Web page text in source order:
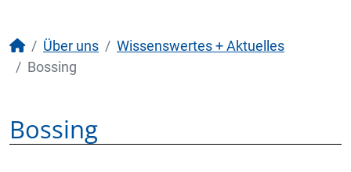
Über uns
Wissenswertes + Aktuelles
Bossing
Bossing